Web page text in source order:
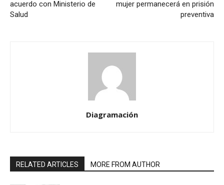
acuerdo con Ministerio de
Salud
mujer permanecerá en prisión
preventiva
Diagramación
RELATED ARTICLES MORE FROM AUTHOR